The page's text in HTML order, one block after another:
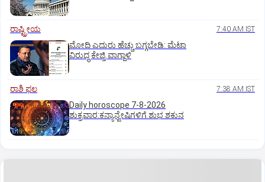
ರಾಷ್ಟ್ರೀಯ 7:40 AM IST
ಮೋದಿ ಎದುರು ಹೆಚ್ಚು ಬಗ್ಗಬೇಡಿ: ಮೆಟಾ
ವಿರುದ್ಧ ಕೇಜ್ರಿ ವಾಗ್ದಾಳಿ
ರಾಶಿ ಫಲ 7:38 AM IST
Daily horoscope 7-8-2026
ಶುಕ್ರವಾರ:ಕನ್ಯಾನ್ವೇಷಿಗಳಿಗೆ ಶುಭ ಶಕುನ